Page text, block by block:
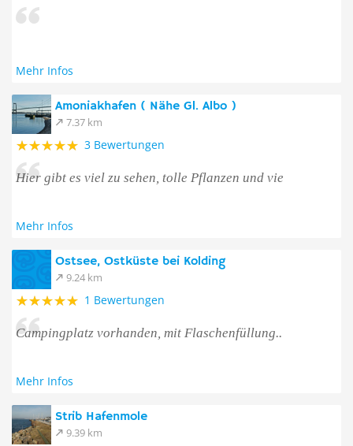
Mehr Infos
Amoniakhafen ( Nähe Gl. Albo )
7.37 km
3 Bewertungen
Hier gibt es viel zu sehen, tolle Pflanzen und vie
Mehr Infos
Ostsee, Ostküste bei Kolding
9.24 km
1 Bewertungen
Campingplatz vorhanden, mit Flaschenfüllung..
Mehr Infos
Strib Hafenmole
9.39 km